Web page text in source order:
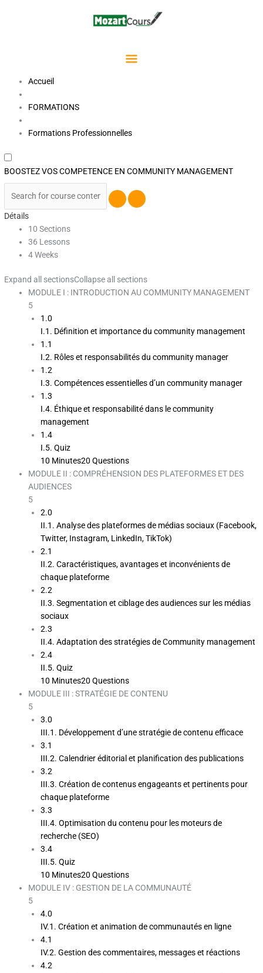
Menu
Accueil
FORMATIONS
Formations Professionnelles
BOOSTEZ VOS COMPETENCE EN COMMUNITY MANAGEMENT
Détails
10 Sections
36 Lessons
4 Weeks
Expand all sectionsCollapse all sections
MODULE I : INTRODUCTION AU COMMUNITY MANAGEMENT
5
1.0
I.1. Définition et importance du community management
1.1
I.2. Rôles et responsabilités du community manager
1.2
I.3. Compétences essentielles d’un community manager
1.3
I.4. Éthique et responsabilité dans le community
management
1.4
I.5. Quiz
10 Minutes20 Questions
MODULE II : COMPRÉHENSION DES PLATEFORMES ET DES
AUDIENCES
5
2.0
II.1. Analyse des plateformes de médias sociaux (Facebook,
Twitter, Instagram, LinkedIn, TikTok)
2.1
II.2. Caractéristiques, avantages et inconvénients de
chaque plateforme
2.2
II.3. Segmentation et ciblage des audiences sur les médias
sociaux
2.3
II.4. Adaptation des stratégies de Community management
2.4
II.5. Quiz
10 Minutes20 Questions
MODULE III : STRATÉGIE DE CONTENU
5
3.0
III.1. Développement d’une stratégie de contenu efficace
3.1
III.2. Calendrier éditorial et planification des publications
3.2
III.3. Création de contenus engageants et pertinents pour
chaque plateforme
3.3
III.4. Optimisation du contenu pour les moteurs de
recherche (SEO)
3.4
III.5. Quiz
10 Minutes20 Questions
MODULE IV : GESTION DE LA COMMUNAUTÉ
5
4.0
IV.1. Création et animation de communautés en ligne
4.1
IV.2. Gestion des commentaires, messages et réactions
4.2